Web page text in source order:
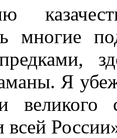
многие
Я
всей